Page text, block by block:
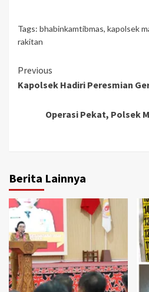
Tags: bhabinkamtibmas, kapolsek
rakitan
Continue
Reading
Previous
Kapolsek Hadiri Peresmian
Operasi Pekat, Polsek
Berita Lainnya